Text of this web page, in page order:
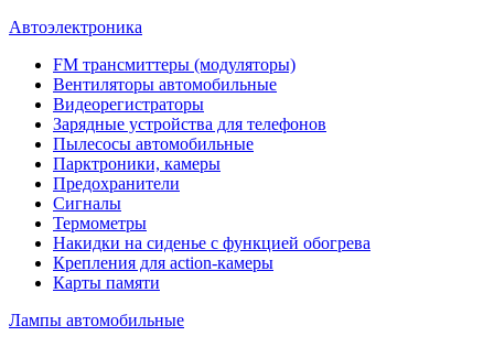
Автоэлектроника
FM трансмиттеры (модуляторы)
Вентиляторы автомобильные
Видеорегистраторы
Зарядные устройства для телефонов
Пылесосы автомобильные
Парктроники, камеры
Предохранители
Сигналы
Термометры
Накидки на сиденье с функцией обогрева
Крепления для action-камеры
Карты памяти
Лампы автомобильные